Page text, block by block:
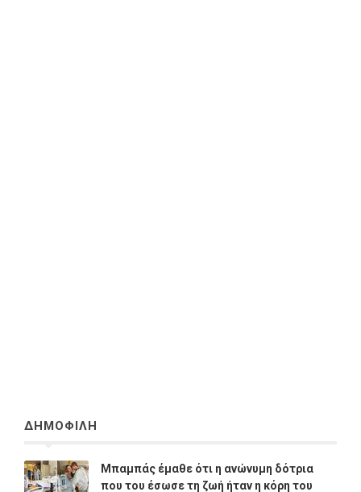
ΔΗΜΟΦΙΛΗ
Μπαμπάς έμαθε ότι η ανώνυμη δότρια
που του έσωσε τη ζωή ήταν η κόρη του